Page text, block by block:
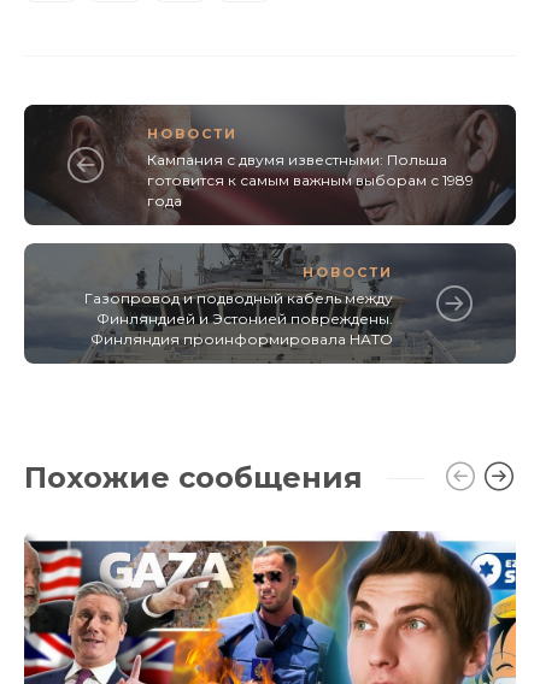
НОВОСТИ
Кампания с двумя известными: Польша
готовится к самым важным выборам с 1989
года
НОВОСТИ
Газопровод и подводный кабель между
Финляндией и Эстонией повреждены.
Финляндия проинформировала НАТО
Похожие сообщения